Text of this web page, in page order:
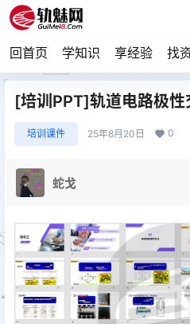
回首页 学知识 享经验 找
[培训PPT]轨道电路极性
培训课件 25年8月20日 0
蛇戈